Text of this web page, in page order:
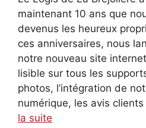
maintenant 10 ans que
devenus les heureux
ces anniversaires, nous
notre nouveau site
lisible sur tous les
photos, l’intégration de
numérique, les avis
la suite